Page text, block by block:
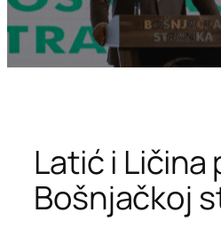
Latić i
Bošnjačkoj